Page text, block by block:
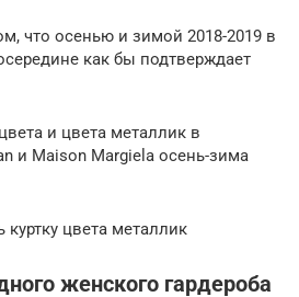
что осенью и зимой 2018-2019 в
как бы подтверждает
и цвета металлик в
и Maison Margiela осень-зима
цвета металлик
женского гардероба